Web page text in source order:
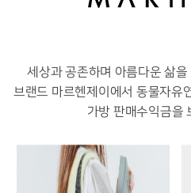
세상과 공존하며 아름다운 삶
브랜드 마르헨제이에서 동물자유
가방 판매수익금을